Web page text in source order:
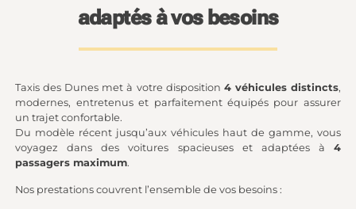
adaptés à vos besoins
Taxis des Dunes met à votre disposition 4 véhicules distincts,
modernes, entretenus et parfaitement équipés pour assurer
un trajet confortable.
Du modèle récent jusqu’aux véhicules haut de gamme, vous
voyagez dans des voitures spacieuses et adaptées à 4
passagers maximum.
Nos prestations couvrent l’ensemble de vos besoins :